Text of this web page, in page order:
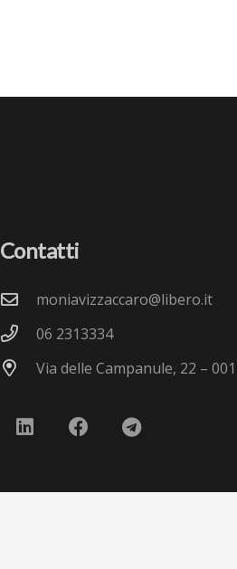
Contatti
moniavizzaccaro@libero.it
06 2313334
Via delle Campanule, 22 –